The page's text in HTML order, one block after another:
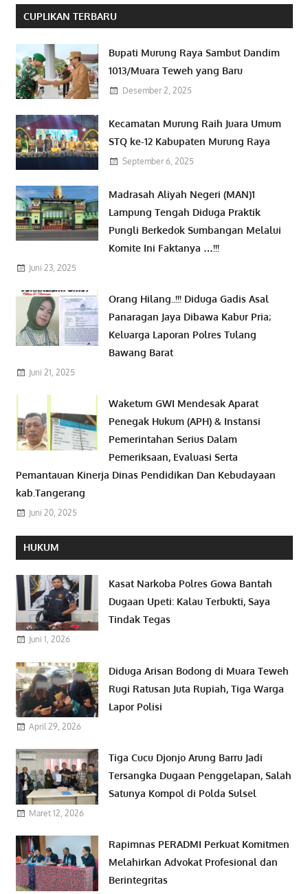
CUPLIKAN TERBARU
Bupati Murung Raya Sambut Dandim
1013/Muara Teweh yang Baru
Desember 2, 2025
Kecamatan Murung Raih Juara Umum
STQ ke-12 Kabupaten Murung Raya
September 6, 2025
Madrasah Aliyah Negeri (MAN)1
Lampung Tengah Diduga Praktik
Pungli Berkedok Sumbangan Melalui
Komite Ini Faktanya …!!!
Juni 23, 2025
Orang Hilang..!!! Diduga Gadis Asal
Panaragan Jaya Dibawa Kabur Pria;
Keluarga Laporan Polres Tulang
Bawang Barat
Juni 21, 2025
Waketum GWI Mendesak Aparat
Penegak Hukum (APH) & Instansi
Pemerintahan Serius Dalam
Pemeriksaan, Evaluasi Serta
Pemantauan Kinerja Dinas Pendidikan Dan Kebudayaan
kab.Tangerang
Juni 20, 2025
HUKUM
Kasat Narkoba Polres Gowa Bantah
Dugaan Upeti: Kalau Terbukti, Saya
Tindak Tegas
Juni 1, 2026
Diduga Arisan Bodong di Muara Teweh
Rugi Ratusan Juta Rupiah, Tiga Warga
Lapor Polisi
April 29, 2026
Tiga Cucu Djonjo Arung Barru Jadi
Tersangka Dugaan Penggelapan, Salah
Satunya Kompol di Polda Sulsel
Maret 12, 2026
Rapimnas PERADMI Perkuat Komitmen
Melahirkan Advokat Profesional dan
Berintegritas